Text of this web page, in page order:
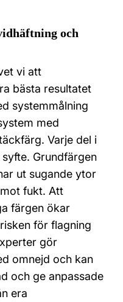
och
vi att
bästa resultatet
systemmålning
med
Varje del i
Grundfärgen
ut sugande ytor
fukt. Att
färgen ökar
för flagning
gör
omnejd och kan
och ge anpassade
era